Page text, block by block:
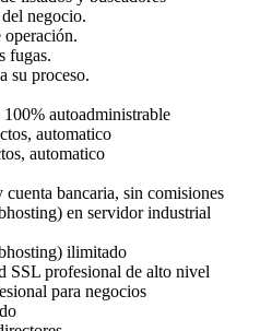
negocio.
operación.
fugas.
su proceso.
autoadministrable
automatico
automatico
bancaria, sin comisiones
en servidor industrial
ilimitado
SSL profesional de alto nivel
para negocios